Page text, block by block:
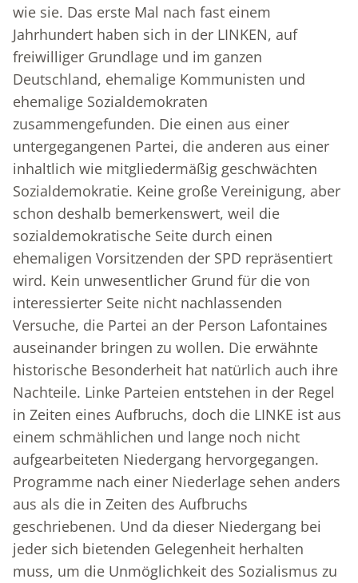
wie sie. Das erste Mal nach fast einem
Jahrhundert haben sich in der LINKEN, auf
freiwilliger Grundlage und im ganzen
Deutschland, ehemalige Kommunisten und
ehemalige Sozialdemokraten
zusammengefunden. Die einen aus einer
untergegangenen Partei, die anderen aus einer
inhaltlich wie mitgliedermäßig geschwächten
Sozialdemokratie. Keine große Vereinigung, aber
schon deshalb bemerkenswert, weil die
sozialdemokratische Seite durch einen
ehemaligen Vorsitzenden der SPD repräsentiert
wird. Kein unwesentlicher Grund für die von
interessierter Seite nicht nachlassenden
Versuche, die Partei an der Person Lafontaines
auseinander bringen zu wollen. Die erwähnte
historische Besonderheit hat natürlich auch ihre
Nachteile. Linke Parteien entstehen in der Regel
in Zeiten eines Aufbruchs, doch die LINKE ist aus
einem schmählichen und lange noch nicht
aufgearbeiteten Niedergang hervorgegangen.
Programme nach einer Niederlage sehen anders
aus als die in Zeiten des Aufbruchs
geschriebenen. Und da dieser Niedergang bei
jeder sich bietenden Gelegenheit herhalten
muss, um die Unmöglichkeit des Sozialismus zu